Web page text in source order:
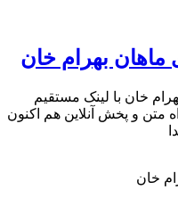
ماهان بهرام خان
خان با لینک مستقیم
متن و پخش آنلاین هم اکنون